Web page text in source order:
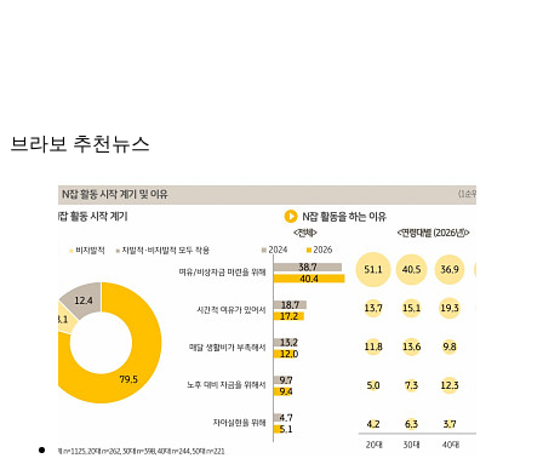
브라보 추천뉴스